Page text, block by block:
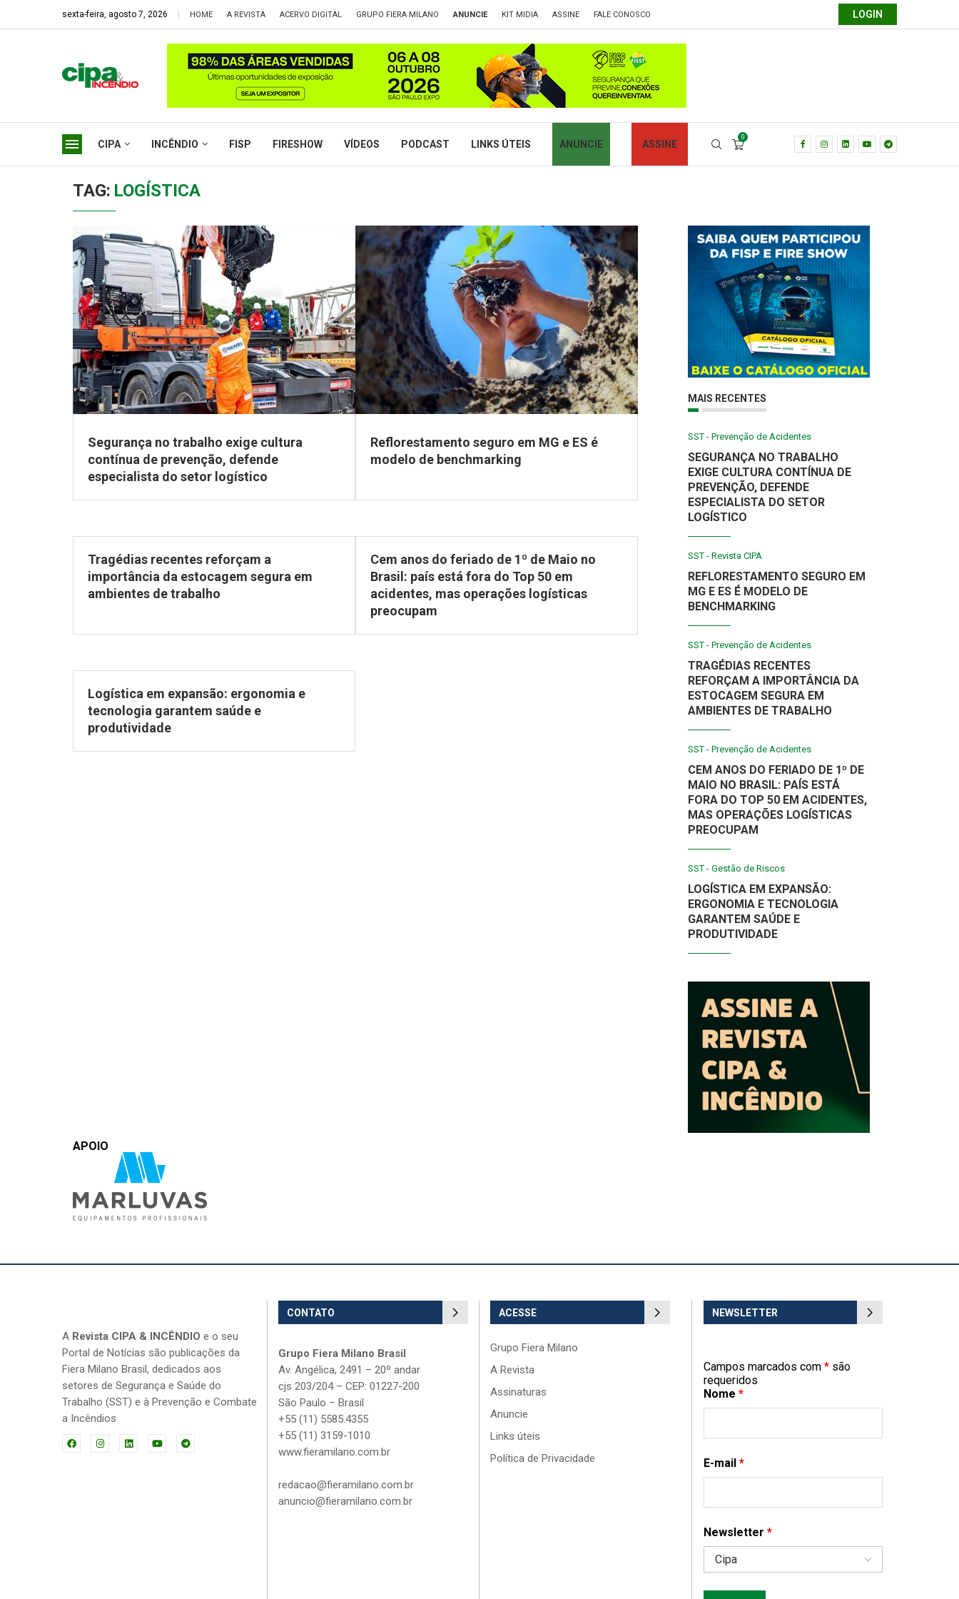
sexta-feira, agosto 7, 2026 HOME A REVISTA ACERVO DIGITAL GRUPO FIERA MILANO ANUNCIE KIT MIDIA ASSINE FALE CONOSCO LOGIN
CIPA INCÊNDIO FISP FIRESHOW VÍDEOS PODCAST LINKS ÚTEIS ANUNCIE ASSINE
0
TAG: LOGÍSTICA
Segurança no trabalho exige cultura
contínua de prevenção, defende
especialista do setor logístico
Reflorestamento seguro em MG e ES é
modelo de benchmarking
Tragédias recentes reforçam a
importância da estocagem segura em
ambientes de trabalho
Cem anos do feriado de 1º de Maio no
Brasil: país está fora do Top 50 em
acidentes, mas operações logísticas
preocupam
Logística em expansão: ergonomia e
tecnologia garantem saúde e
produtividade
MAIS RECENTES
SST - Prevenção de Acidentes
SEGURANÇA NO TRABALHO
EXIGE CULTURA CONTÍNUA DE
PREVENÇÃO, DEFENDE
ESPECIALISTA DO SETOR
LOGÍSTICO
SST - Revista CIPA
REFLORESTAMENTO SEGURO EM
MG E ES É MODELO DE
BENCHMARKING
SST - Prevenção de Acidentes
TRAGÉDIAS RECENTES
REFORÇAM A IMPORTÂNCIA DA
ESTOCAGEM SEGURA EM
AMBIENTES DE TRABALHO
SST - Prevenção de Acidentes
CEM ANOS DO FERIADO DE 1º DE
MAIO NO BRASIL: PAÍS ESTÁ
FORA DO TOP 50 EM ACIDENTES,
MAS OPERAÇÕES LOGÍSTICAS
PREOCUPAM
SST - Gestão de Riscos
LOGÍSTICA EM EXPANSÃO:
ERGONOMIA E TECNOLOGIA
GARANTEM SAÚDE E
PRODUTIVIDADE
APOIO
A Revista CIPA & INCÊNDIO e o seu
Portal de Notícias são publicações da
Fiera Milano Brasil, dedicados aos
setores de Segurança e Saúde do
Trabalho (SST) e à Prevenção e Combate
a Incêndios
CONTATO
Grupo Fiera Milano Brasil
Av. Angélica, 2491 – 20º andar
cjs 203/204 – CEP: 01227-200
São Paulo – Brasil
+55 (11) 5585.4355
+55 (11) 3159-1010
www.fieramilano.com.br
redacao@fieramilano.com.br
anuncio@fieramilano.com.br
ACESSE
Grupo Fiera Milano
A Revista
Assinaturas
Anuncie
Links úteis
Política de Privacidade
NEWSLETTER
Campos marcados com *são
requeridos
Nome *
E-mail *
Newsletter *